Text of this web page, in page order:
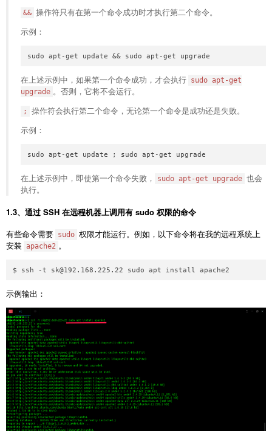
&& 操作符只有在第一个命令成功时才执行第二个命令。
示例：
在上述示例中，如果第一个命令成功，才会执行 sudo apt-get
upgrade 。否则，它将不会运行。
;
操作符会执行第二个命令，无论第一个命令是成功还是失败。
示例：
在上述示例中，即使第一个命令失败， sudo apt-get upgrade 也会
执行。
1.3、通过 SSH 在远程机器上调用有 sudo 权限的命令
有些命令需要 sudo 权限才能运行。例如，以下命令将在我的远程系统上
安装 apache2 。
$ ssh -t sk@192.168.225.22
示例输出：